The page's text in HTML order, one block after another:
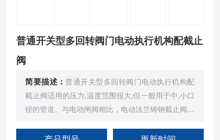
普通开关型多回转阀门电动执行机构配截止
阀
简要描述：普通开关型多回转阀门电动执行机构配
截止阀适用的压力,温度范围很大,但一般用于中,小口
径的管道。与电动闸阀相比，电动法兰铸钢截止阀的